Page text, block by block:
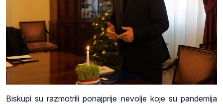
Biskupi su razmotrili ponajprije nevolje koje su pandemija